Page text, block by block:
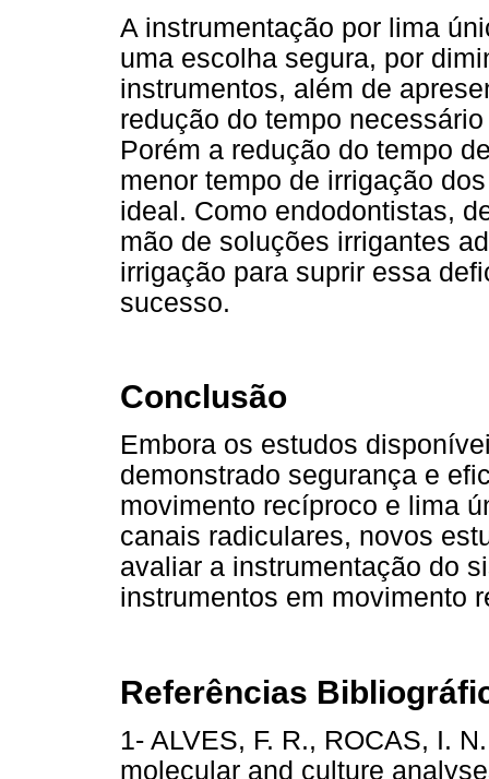
A instrumentação por lima
uma escolha segura, por
instrumentos, além de
redução do tempo
Porém a redução do tempo
menor tempo de irrigação
ideal. Como endodontistas,
mão de soluções irrigantes
irrigação para suprir essa
sucesso.
Conclusão
Embora os estudos
demonstrado segurança e
movimento recíproco e lima
canais radiculares, novos
avaliar a instrumentação do
instrumentos em movimento
Referências
1- ALVES, F. R., ROCAS, I.
molecular and culture